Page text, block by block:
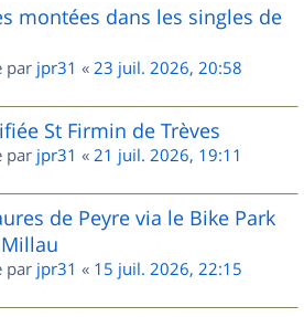
montées dans les singles de
par jpr31 « 23 juil. 2026, 20:58
St Firmin de Trèves
par jpr31 « 21 juil. 2026, 19:11
de Peyre via le Bike Park
par jpr31 « 15 juil. 2026, 22:15